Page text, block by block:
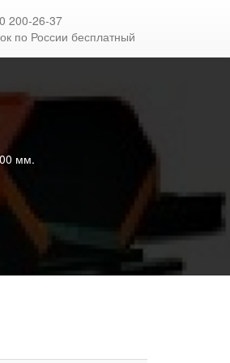
200-26-37
по России бесплатный
мм.